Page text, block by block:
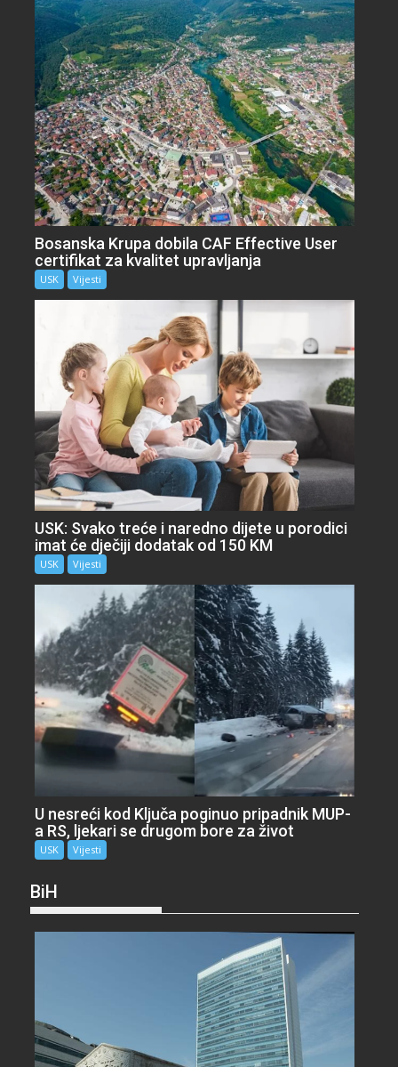
Bosanska Krupa dobila CAF Effective User
certifikat za kvalitet upravljanja
USK Vijesti
USK: Svako treće i naredno dijete u porodici
imat će dječiji dodatak od 150 KM
USK Vijesti
U nesreći kod Ključa poginuo pripadnik MUP-
a RS, ljekari se drugom bore za život
USK Vijesti
BiH